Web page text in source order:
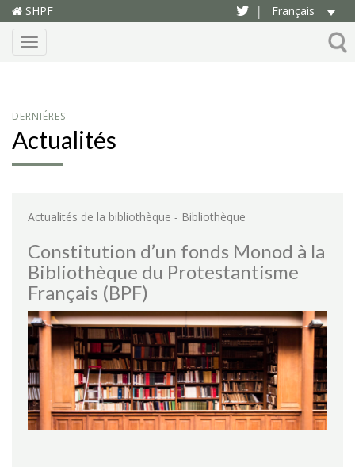
SHPF | Français
Menu
DERNIÉRES
Actualités
Actualités de la bibliothèque - Bibliothèque
Constitution d’un fonds Monod à la
Bibliothèque du Protestantisme
Français (BPF)